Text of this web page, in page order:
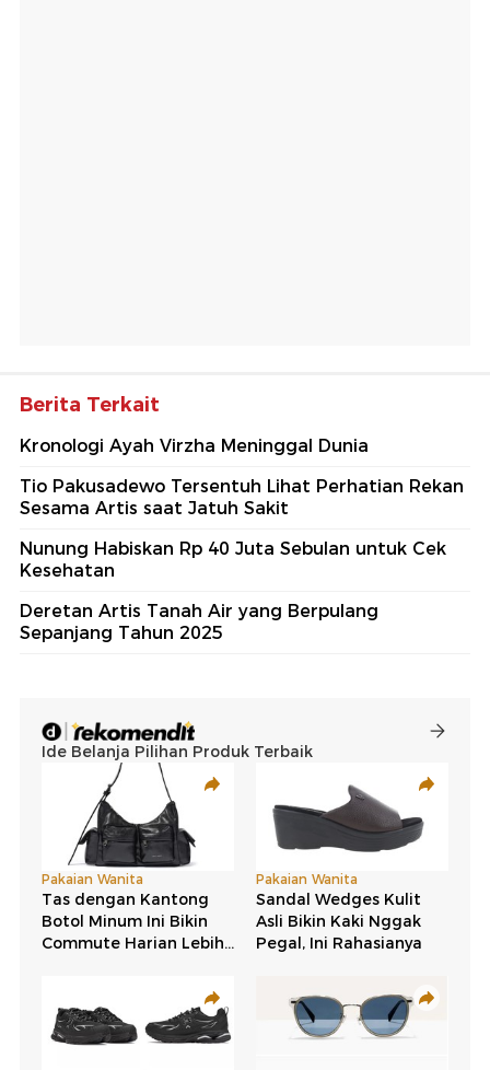
Berita Terkait
Kronologi Ayah Virzha Meninggal Dunia
Tio Pakusadewo Tersentuh Lihat Perhatian Rekan
Sesama Artis saat Jatuh Sakit
Nunung Habiskan Rp 40 Juta Sebulan untuk Cek
Kesehatan
Deretan Artis Tanah Air yang Berpulang
Sepanjang Tahun 2025